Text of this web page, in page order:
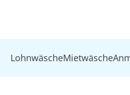
LohnwäscheMietwäsche